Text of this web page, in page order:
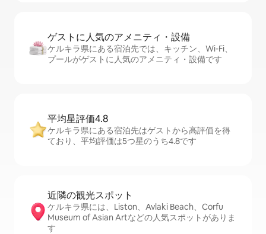
ゲストに人⁠気⁠のア⁠メ⁠ニ⁠テ⁠ィ・設⁠備
ケルキラ県にある宿泊先では、キッチン、Wi-Fi、
プールがゲストに人気のアメニティ・設備です
平均星評価4.8
ケルキラ県にある宿泊先はゲストから高評価を得
ており、平均評価は5つ星のうち4.8です
近隣の観光ス⁠ポ⁠ッ⁠ト
ケルキラ県には、Liston、Avlaki Beach、Corfu
Museum of Asian Artなどの人気スポットがありま
す